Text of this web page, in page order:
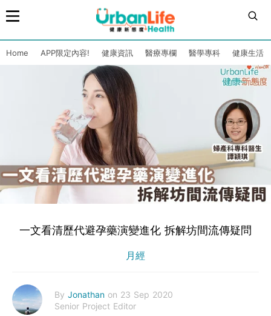
Home APP限定內容! 健康資訊 醫療專欄 醫學專科 健康生活
一文看清歷代避孕藥演變進化 拆解坊間流傳疑問
月經
By Jonathan on 23 Sep 2020
Senior Project Editor